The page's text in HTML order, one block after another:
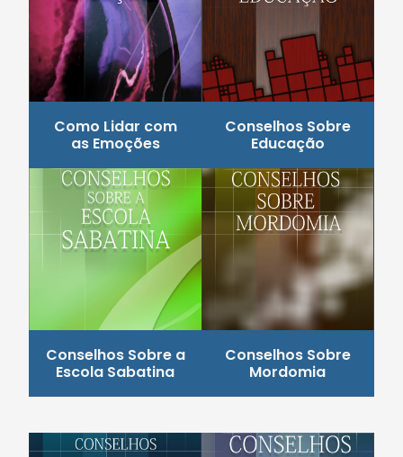
Como Lidar com
as Emoções
Conselhos Sobre
Educação
Conselhos Sobre a
Escola Sabatina
Conselhos Sobre
Mordomia